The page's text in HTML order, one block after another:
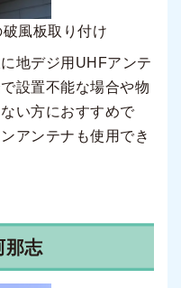
風板取り付け
地デジ用UHFアンテ
設置不能な場合や物
い方におすすめで
アンテナも使用でき
那志